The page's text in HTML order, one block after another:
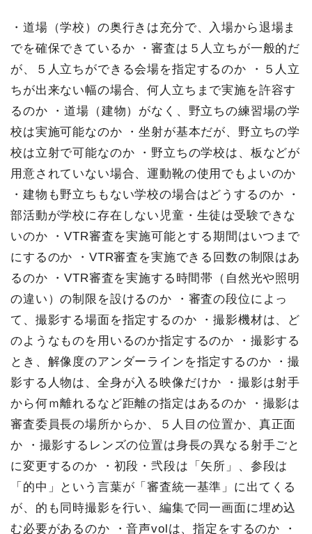
・道場（学校）の奥行きは充分で、入場から退場ま
でを確保できているか ・審査は５人立ちが一般的だ
が、５人立ちができる会場を指定するのか ・５人立
ちが出来ない幅の場合、何人立ちまで実施を許容す
るのか ・道場（建物）がなく、野立ちの練習場の学
校は実施可能なのか ・坐射が基本だが、野立ちの学
校は立射で可能なのか ・野立ちの学校は、板などが
用意されていない場合、運動靴の使用でもよいのか
・建物も野立ちもない学校の場合はどうするのか ・
部活動が学校に存在しない児童・生徒は受験できな
いのか ・VTR審査を実施可能とする期間はいつまで
にするのか ・VTR審査を実施できる回数の制限はあ
るのか ・VTR審査を実施する時間帯（自然光や照明
の違い）の制限を設けるのか ・審査の段位によっ
て、撮影する場面を指定するのか ・撮影機材は、ど
のようなものを用いるのか指定するのか ・撮影する
とき、解像度のアンダーラインを指定するのか ・撮
影する人物は、全身が入る映像だけか ・撮影は射手
から何ｍ離れるなど距離の指定はあるのか ・撮影は
審査委員長の場所からか、５人目の位置か、真正面
か ・撮影するレンズの位置は身長の異なる射手ごと
に変更するのか ・初段・弐段は「矢所」、参段は
「的中」という言葉が「審査統一基準」に出てくる
が、的も同時撮影を行い、編集で同一画面に埋め込
む必要があるのか ・音声volは、指定をするのか ・